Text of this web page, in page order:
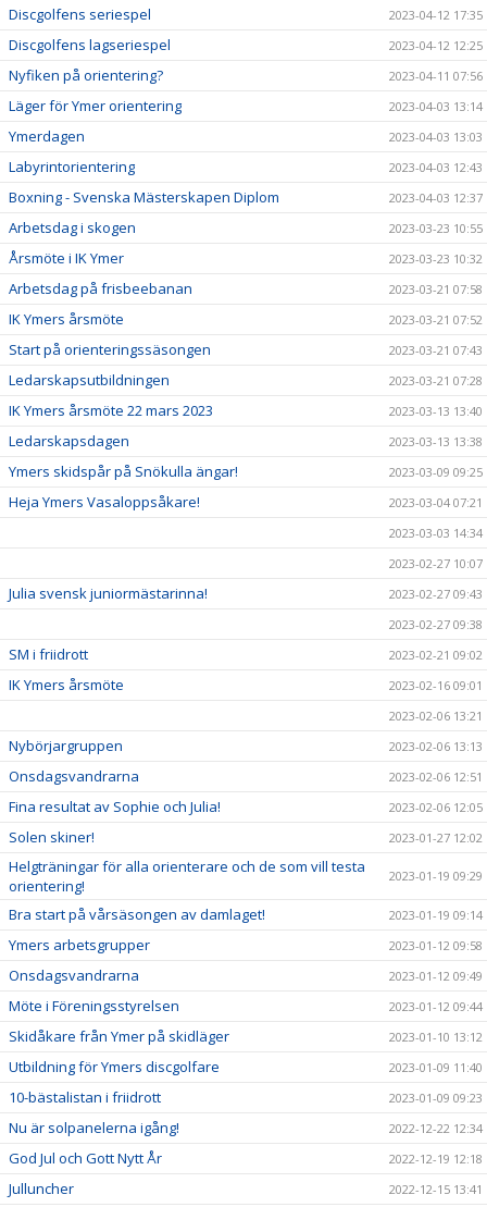
Discgolfens seriespel 2023-04-12 17:35
Discgolfens lagseriespel 2023-04-12 12:25
Nyfiken på orientering? 2023-04-11 07:56
Läger för Ymer orientering 2023-04-03 13:14
Ymerdagen 2023-04-03 13:03
Labyrintorientering 2023-04-03 12:43
Boxning - Svenska Mästerskapen Diplom 2023-04-03 12:37
Arbetsdag i skogen 2023-03-23 10:55
Årsmöte i IK Ymer 2023-03-23 10:32
Arbetsdag på frisbeebanan 2023-03-21 07:58
IK Ymers årsmöte 2023-03-21 07:52
Start på orienteringssäsongen 2023-03-21 07:43
Ledarskapsutbildningen 2023-03-21 07:28
IK Ymers årsmöte 22 mars 2023 2023-03-13 13:40
Ledarskapsdagen 2023-03-13 13:38
Ymers skidspår på Snökulla ängar! 2023-03-09 09:25
Heja Ymers Vasaloppsåkare!
2023-03-04 07:21
2023-03-03 14:34
2023-02-27 10:07
Julia svensk juniormästarinna!
2023-02-27 09:43
2023-02-27 09:38
SM i friidrott 2023-02-21 09:02
IK Ymers årsmöte
2023-02-16 09:01
2023-02-06 13:21
Nybörjargruppen 2023-02-06 13:13
Onsdagsvandrarna 2023-02-06 12:51
Fina resultat av Sophie och Julia! 2023-02-06 12:05
Solen skiner! 2023-01-27 12:02
Helgträningar för alla orienterare och de som vill testa
orientering!
2023-01-19 09:29
Bra start på vårsäsongen av damlaget! 2023-01-19 09:14
Ymers arbetsgrupper 2023-01-12 09:58
Onsdagsvandrarna 2023-01-12 09:49
Möte i Föreningsstyrelsen 2023-01-12 09:44
Skidåkare från Ymer på skidläger 2023-01-10 13:12
Utbildning för Ymers discgolfare 2023-01-09 11:40
10-bästalistan i friidrott 2023-01-09 09:23
Nu är solpanelerna igång! 2022-12-22 12:34
God Jul och Gott Nytt År 2022-12-19 12:18
Julluncher 2022-12-15 13:41